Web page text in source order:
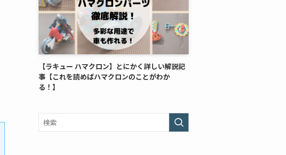
【ラキュー ハマクロン】とにかく詳しい解説記
事【これを読めばハマクロンのことがわか
る！】